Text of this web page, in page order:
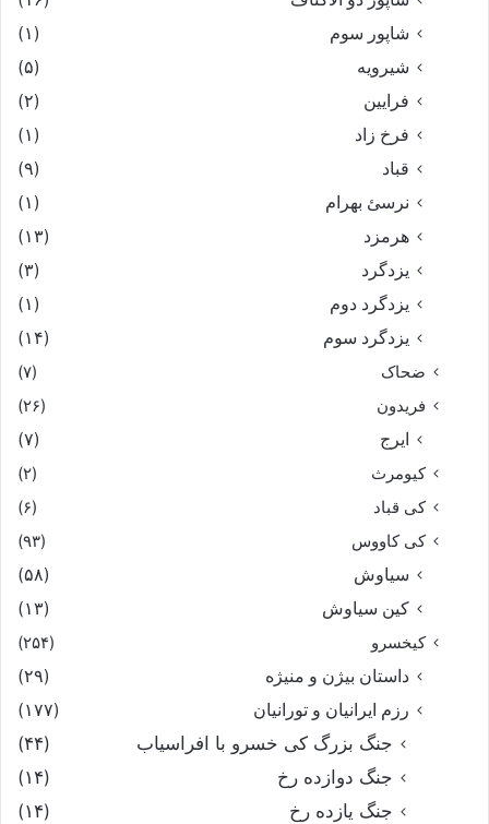
شاپور سوم‏
(۱)
شیرویه
(۵)
فرایین
(۲)
فرخ زاد
(۱)
قباد
(۹)
نرسئ بهرام‏
(۱)
هرمزد
(۱۳)
یزدگرد
(۳)
یزدگرد دوم
(۱)
یزدگرد سوم
(۱۴)
ضحاک
(۷)
فریدون
(۲۶)
ایرج
(۷)
کیومرث
(۲)
کی قباد
(۶)
کی کاووس
(۹۳)
سیاوش
(۵۸)
کین سیاوش
(۱۳)
کیخسرو
(۲۵۴)
داستان بیژن و منیژه
(۲۹)
رزم ایرانیان و تورانیان
(۱۷۷)
جنگ بزرگ کی خسرو با افراسیاب
(۴۴)
جنگ دوازده رخ
(۱۴)
جنگ یازده رخ
(۱۴)